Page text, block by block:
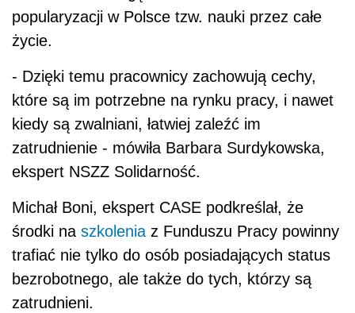
popularyzacji w Polsce tzw. nauki przez całe
życie.
- Dzięki temu pracownicy zachowują cechy,
które są im potrzebne na rynku pracy, i nawet
kiedy są zwalniani, łatwiej zaleźć im
zatrudnienie - mówiła Barbara Surdykowska,
ekspert NSZZ Solidarność.
Michał Boni, ekspert CASE podkreślał, że
środki na szkoleniaz Funduszu Pracy powinny
trafiać nie tylko do osób posiadających status
bezrobotnego, ale także do tych, którzy są
zatrudnieni.